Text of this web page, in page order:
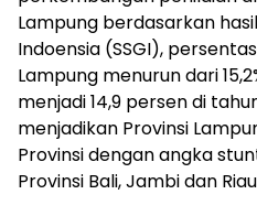
Lampung berdasarkan
Indoensia (SSGI),
Lampung menurun dari
menjadi 14,9 persen di
menjadikan Provinsi
Provinsi dengan angka
Provinsi Bali, Jambi dan